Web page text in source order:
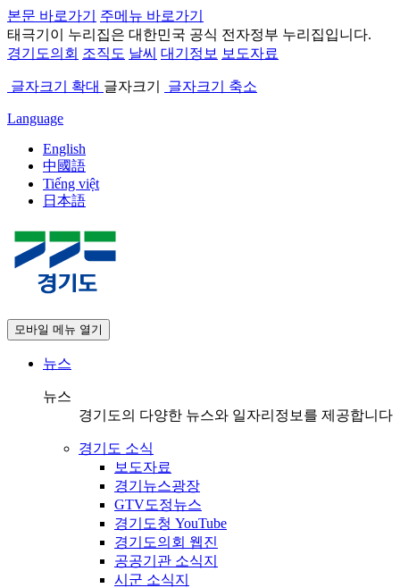
본문 바로가기
주메뉴 바로가기
태극기 이 누리집은 대한민국 공식 전자정부 누리집입니다.
경기도의회 조직도 날씨 대기정보 보도자료
글자크기 확대 글자크기 글자크기 축소
Language
English
中國語
Tiếng việt
日本語
모바일 메뉴 열기
뉴스
뉴스
경기도의 다양한 뉴스와 일자리정보를 제공합니다
경기도 소식
보도자료
경기뉴스광장
GTV도정뉴스
경기도청 YouTube
경기도의회 웹진
공공기관 소식지
시군 소식지